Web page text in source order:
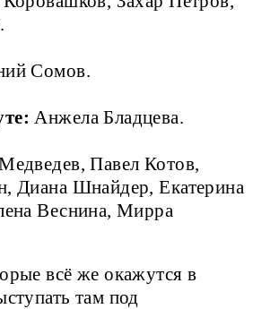
Сомов.
Анжела Бладцева.
Павел Котов,
Диана Шнайдер, Екатерина
Веснина, Мирра
всё же окажутся в
там под